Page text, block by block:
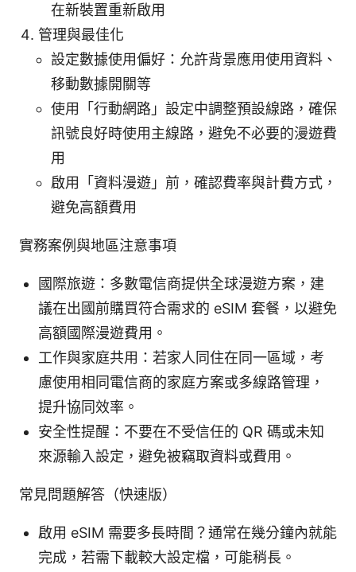
在新裝置重新啟用
管理與最佳化
設定數據使用偏好：允許背景應用使用資料、
移動數據開關等
使用「行動網路」設定中調整預設線路，確保
訊號良好時使用主線路，避免不必要的漫遊費
用
啟用「資料漫遊」前，確認費率與計費方式，
避免高額費用
實務案例與地區注意事項
國際旅遊：多數電信商提供全球漫遊方案，建
議在出國前購買符合需求的 eSIM 套餐，以避免
高額國際漫遊費用。
工作與家庭共用：若家人同住在同一區域，考
慮使用相同電信商的家庭方案或多線路管理，
提升協同效率。
安全性提醒：不要在不受信任的 QR 碼或未知
來源輸入設定，避免被竊取資料或費用。
常見問題解答（快速版）
啟用 eSIM 需要多長時間？通常在幾分鐘內就能
完成，若需下載較大設定檔，可能稍長。